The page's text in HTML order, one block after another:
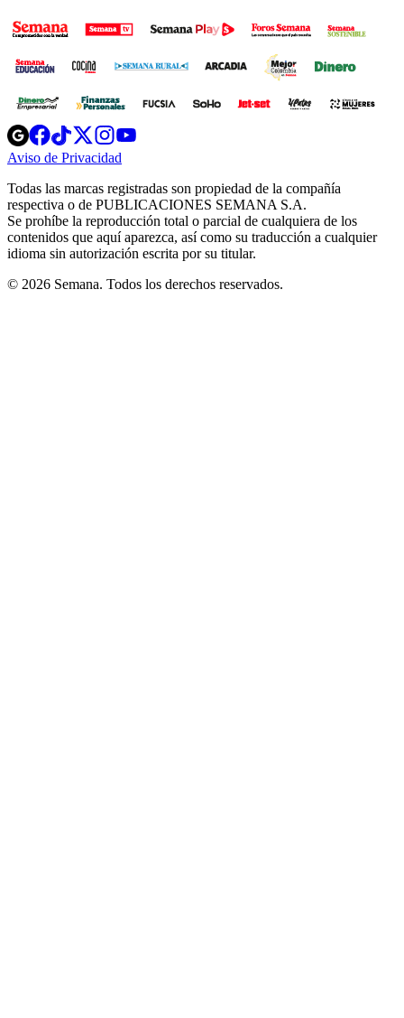
Opens
in
new
Opens
in
new
Opens
in
new
window
Opens
new
windowwindow
Aviso de Privacidad
new
window
Todas las marcas registradas son propiedad de la compañía
respectiva o de PUBLICACIONES SEMANA S.A.
Se prohíbe la reproducción total o parcial de cualquiera de los
contenidos que aquí aparezca, así como su traducción a cualquier
idioma sin autorización escrita por su titular.
© 2026 Semana. Todos los derechos reservados.